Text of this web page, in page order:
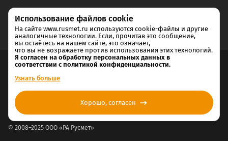
© 2008–2025 ООО «РА Русмет»
Согласие на обработку и хранение персональных данных
Политика конфиденциальности
Использование файлов cookie
На сайте www.rusmet.ru используются cookie-файлы и другие
аналогичные технологии. Если, прочитав это сообщение,
вы остаётесь на нашем сайте, это означает,
что вы не возражаете против использования этих технологий.
Я согласен на обработку персональных данных в
соответствии с политикой конфиденциальности.
Узнать больше
Хорошо, согласен